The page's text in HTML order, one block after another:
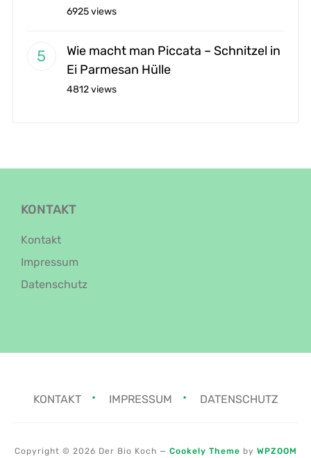
6925 views
Wie macht man Piccata – Schnitzel in
Ei Parmesan Hülle
4812 views
KONTAKT
Kontakt
Impressum
Datenschutz
KONTAKT IMPRESSUM DATENSCHUTZ
Copyright © 2026 Der Bio Koch — Cookely Theme by WPZOOM